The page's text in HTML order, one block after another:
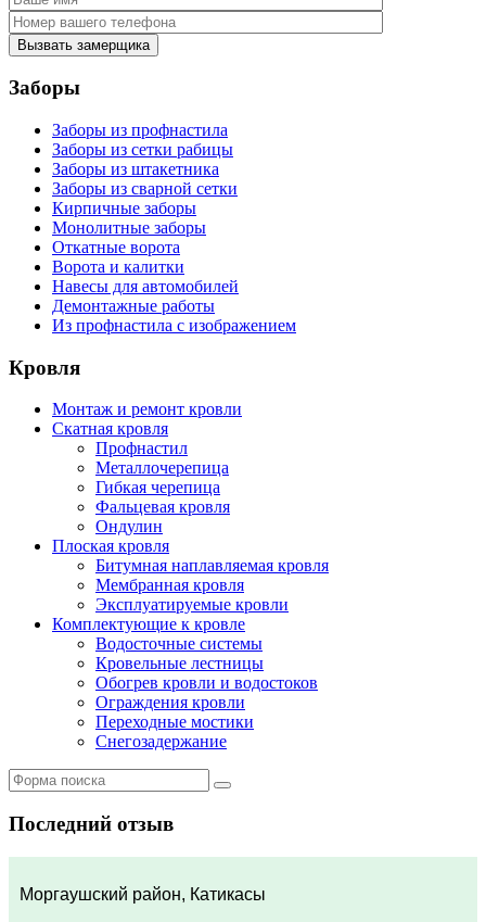
Вызвать замерщика
Заборы
Заборы из профнастила
Заборы из сетки рабицы
Заборы из штакетника
Заборы из сварной сетки
Кирпичные заборы
Монолитные заборы
Откатные ворота
Ворота и калитки
Навесы для автомобилей
Демонтажные работы
Из профнастила с изображением
Кровля
Монтаж и ремонт кровли
Скатная кровля
Профнастил
Металлочерепица
Гибкая черепица
Фальцевая кровля
Ондулин
Плоская кровля
Битумная наплавляемая кровля
Мембранная кровля
Эксплуатируемые кровли
Комплектующие к кровле
Водосточные системы
Кровельные лестницы
Обогрев кровли и водостоков
Ограждения кровли
Переходные мостики
Снегозадержание
Последний отзыв
Моргаушский район, Катикасы